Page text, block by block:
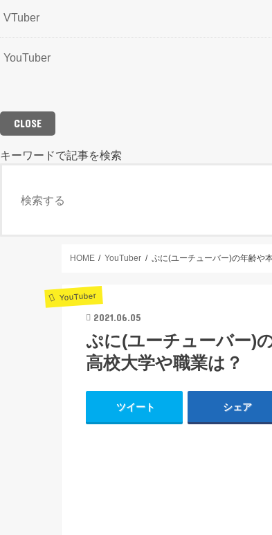
VTuber
YouTuber
CLOSE
キーワードで記事を検索
HOME YouTuber ぷに(ユーチューバー)の年齢や
YouTuber
2021.06.05
ぷに(ユーチューバー)
高校大学や職業は？
ツイート シェア